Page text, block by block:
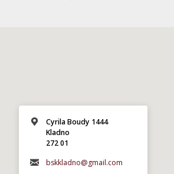
Cyrila Boudy 1444
Kladno
272 01
bskkladno@gmail.com